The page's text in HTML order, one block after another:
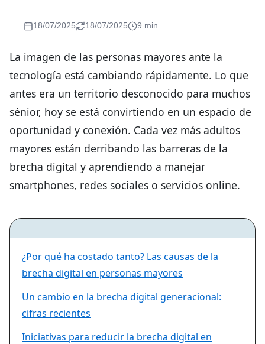
18/07/2025 18/07/2025 9 min
La imagen de las personas mayores ante la
tecnología está cambiando rápidamente. Lo que
antes era un territorio desconocido para muchos
sénior, hoy se está convirtiendo en un espacio de
oportunidad y conexión. Cada vez más adultos
mayores están derribando las barreras de la
brecha digital y aprendiendo a manejar
smartphones, redes sociales o servicios online.
¿Por qué ha costado tanto? Las causas de la
brecha digital en personas mayores
Un cambio en la brecha digital generacional:
cifras recientes
Iniciativas para reducir la brecha digital en